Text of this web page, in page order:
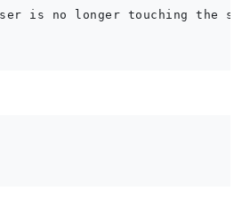
is no longer touching the